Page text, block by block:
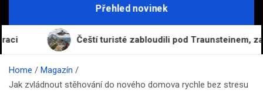
Přehled novinek
Čeští turisté zabloudili pod Traunsteinem, zachránil
Home
Magazín
Jak zvládnout stěhování do nového domova rychle bez stresu